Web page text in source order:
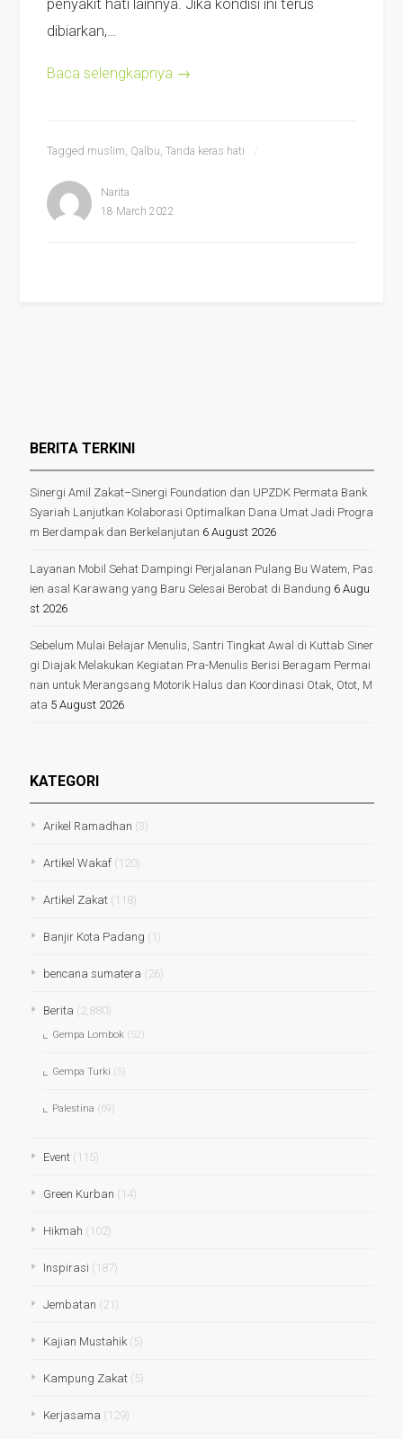
penyakit hati lainnya. Jika kondisi ini terus
dibiarkan,…
Baca selengkapnya →
Tagged muslim, Qalbu,Tanda keras hati
Narita
18 March 2022
BERITA TERKINI
Sinergi Amil Zakat–Sinergi Foundation dan UPZDK Permata Bank
Syariah Lanjutkan Kolaborasi Optimalkan Dana Umat Jadi Progra
m Berdampak dan Berkelanjutan 6 August 2026
Layanan Mobil Sehat Dampingi Perjalanan Pulang Bu Watem, Pas
ien asal Karawang yang Baru Selesai Berobat di Bandung 6 Augu
st 2026
Sebelum Mulai Belajar Menulis, Santri Tingkat Awal di Kuttab Siner
gi Diajak Melakukan Kegiatan Pra-Menulis Berisi Beragam Permai
nan untuk Merangsang Motorik Halus dan Koordinasi Otak, Otot, M
ata 5 August 2026
KATEGORI
Arikel Ramadhan (3)
Artikel Wakaf(120)
Artikel Zakat(118)
Banjir Kota Padang (1)
bencana sumatera (26)
Berita (2,880)
Gempa Lombok(52)
Gempa Turki (5)
Palestina (69)
Event(115)
Green Kurban (14)
Hikmah (102)
Inspirasi (187)
Jembatan (21)
Kajian Mustahik(5)
Kampung Zakat(5)
Kerjasama (129)